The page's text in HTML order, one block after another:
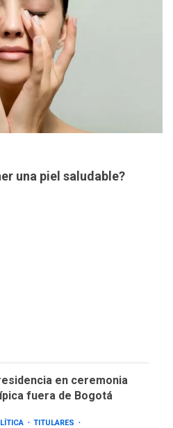
una piel saludable?
principios no
TITULARES
HORA
vuelve intenta
limitar
por nacimiento
y Rusia intensifican
de largo alcance
en ceremonia
fuera de Bogotá
TITULARES